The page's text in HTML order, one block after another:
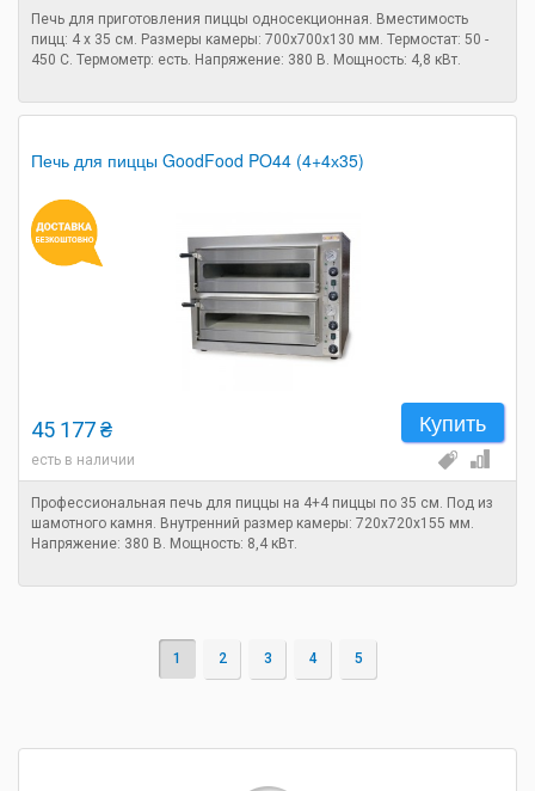
Печь для приготовления пиццы односекционная. Вместимость
пицц: 4 х 35 см. Размеры камеры: 700х700х130 мм. Термостат: 50 -
450 С. Термометр: есть. Напряжение: 380 В. Мощность: 4,8 кВт.
Печь для пиццы GoodFood PO44 (4+4х35)
Купить
45 177 ₴
есть в наличии
Профессиональная печь для пиццы на 4+4 пиццы по 35 см. Под из
шамотного камня. Внутренний размер камеры: 720x720x155 мм.
Напряжение: 380 В. Мощность: 8,4 кВт.
1 2 3 4 5